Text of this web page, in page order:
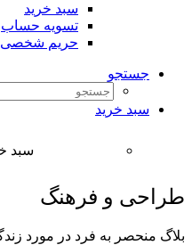
سبد خرید
تسویه حساب
حریم شخصی
جستجو
سبد خرید
سبد
طراحی و فرهنگ
بلاگ منحصر به فرد در مورد